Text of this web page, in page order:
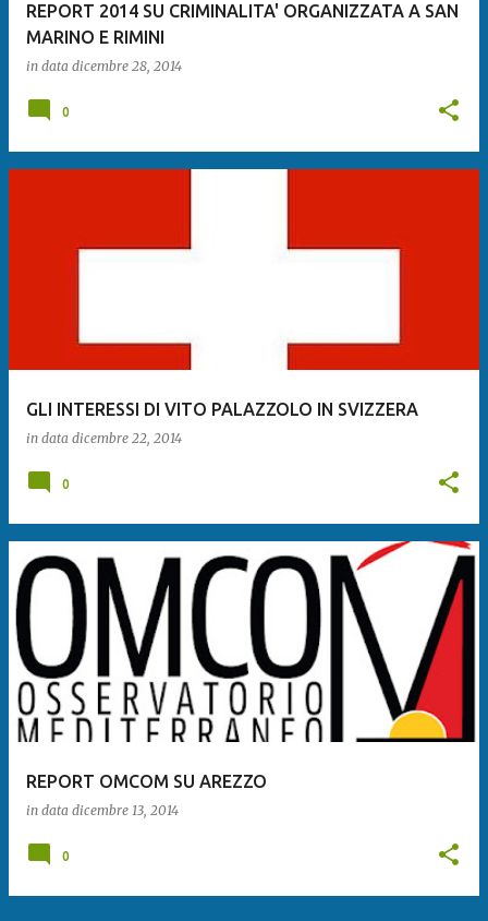
REPORT 2014 SU CRIMINALITA' ORGANIZZATA A SAN
MARINO E RIMINI
in data dicembre 28, 2014
0
GLI INTERESSI DI VITO PALAZZOLO IN SVIZZERA
in data dicembre 22, 2014
0
REPORT OMCOM SU AREZZO
in data dicembre 13, 2014
0